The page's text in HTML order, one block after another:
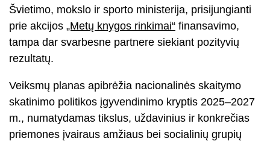
Švietimo, mokslo ir sporto ministerija, prisijungianti
prie akcijos „Metų knygos rinkimai“ finansavimo,
tampa dar svarbesne partnere siekiant pozityvių
rezultatų.
Veiksmų planas apibrėžia nacionalinės skaitymo
skatinimo politikos įgyvendinimo kryptis 2025–2027
m., numatydamas tikslus, uždavinius ir konkrečias
priemones įvairaus amžiaus bei socialinių grupių